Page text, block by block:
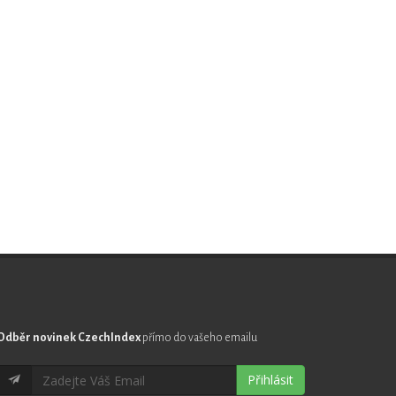
novinek CzechIndex přímo do vašeho emailu
Přihlásit